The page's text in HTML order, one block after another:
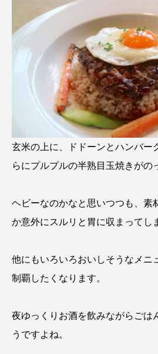
玄米の上に、ドドーンとハンバー
らにプルプルの半熟目玉焼きがの
ヘビーなのかなと思いつつも、素
か意外にスルリと胃に収まってし
他にもいろいろおいしそうなメニ
制覇したくなります。
夜ゆっくりお酒を飲みながらごは
うですよね。